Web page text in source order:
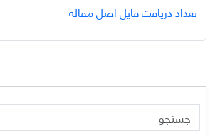
تعداد دریافت فایل اصل مقاله